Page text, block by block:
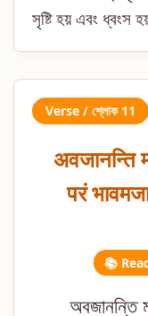
সৃষ্টি হয় এবং ধ্বংস
Verse / শ্লোক 11
अवजानन्ति
परं
📚
অবজানন্তি